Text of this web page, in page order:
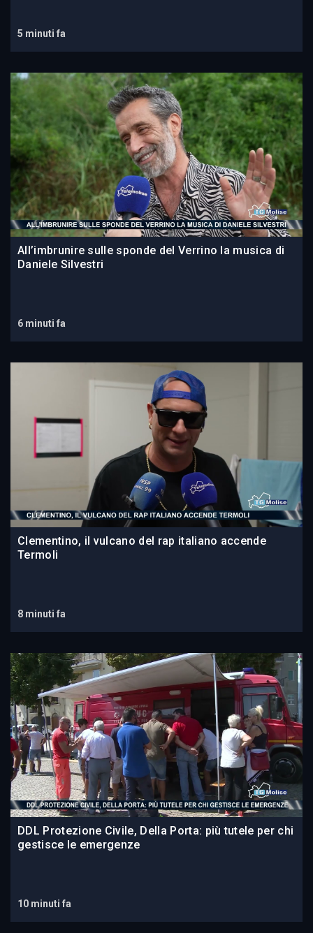
5 minuti fa
All’imbrunire sulle sponde del Verrino la musica di
Daniele Silvestri
6 minuti fa
Clementino, il vulcano del rap italiano accende
Termoli
8 minuti fa
DDL Protezione Civile, Della Porta: più tutele per chi
gestisce le emergenze
10 minuti fa